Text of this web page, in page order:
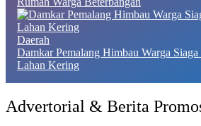
Daerah
Damkar Pemalang Himbau Warga
Lahan Kering
Advertorial & Berita